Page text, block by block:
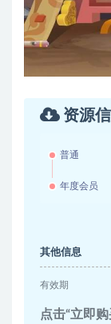
资源
普通
年度会员
其他信息
有效期
点击“立即